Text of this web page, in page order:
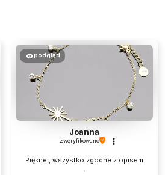
podgląd
Joanna
zweryfikowano
Piękne , wszystko zgodne z opisem
.